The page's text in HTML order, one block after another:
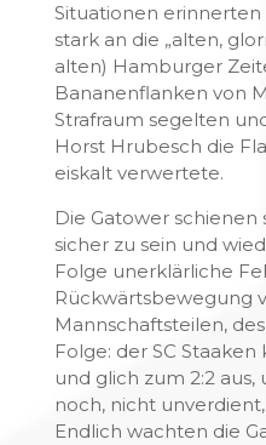
Situationen erinnerten
stark an die „alten,
alten) Hamburger
Bananenflanken von
Strafraum segelten
Horst Hrubesch die
eiskalt verwertete.
Die Gatower schienen
sicher zu sein und
Folge unerklärliche
Rückwärtsbewegung
Mannschaftsteilen,
Folge: der SC
und glich zum 2:2
noch, nicht
Endlich wachten die